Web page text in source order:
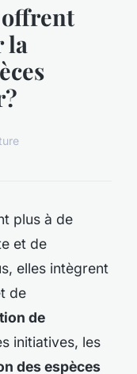
la
plus à de
et de
elles intègrent
de
de
initiatives, les
des espèces